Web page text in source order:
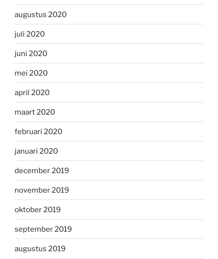
augustus 2020
juli 2020
juni 2020
mei 2020
april 2020
maart 2020
februari 2020
januari 2020
december 2019
november 2019
oktober 2019
september 2019
augustus 2019